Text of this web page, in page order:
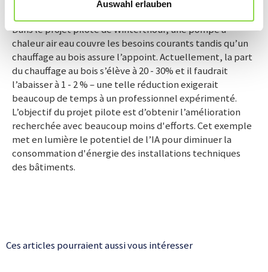
Auswahl erlauben
Dans le projet pilote de Winterthour, une pompe à
chaleur air eau couvre les besoins courants tandis qu’un
chauffage au bois assure l’appoint. Actuellement, la part
du chauffage au bois s’élève à 20 - 30% et il faudrait
l’abaisser à 1 - 2 % – une telle réduction exigerait
beaucoup de temps à un professionnel expérimenté.
L’objectif du projet pilote est d’obtenir l’amélioration
recherchée avec beaucoup moins d'efforts. Cet exemple
met en lumière le potentiel de l’IA pour diminuer la
consommation d'énergie des installations techniques
des bâtiments.
Ces articles pourraient aussi vous intéresser